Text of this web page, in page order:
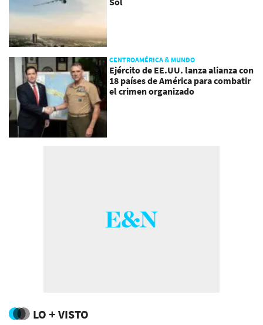
CENTROAMÉRICA & MUNDO
Ejército de EE.UU. lanza alianza con
18 países de América para combatir
el crimen organizado
LO + VISTO